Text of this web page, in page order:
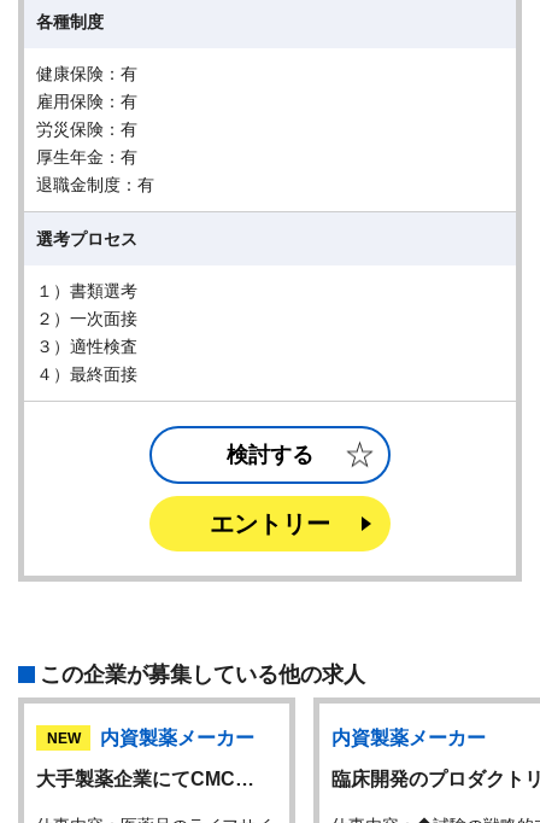
各種制度
健康保険：有
雇用保険：有
労災保険：有
厚生年金：有
退職金制度：有
選考プロセス
１）書類選考
２）一次面接
３）適性検査
４）最終面接
検討する
エントリー
この企業が募集している他の求人
NEW
内資製薬メーカー
大手製薬企業にてCMC…
内資製薬メーカー
臨床開発のプロダクト